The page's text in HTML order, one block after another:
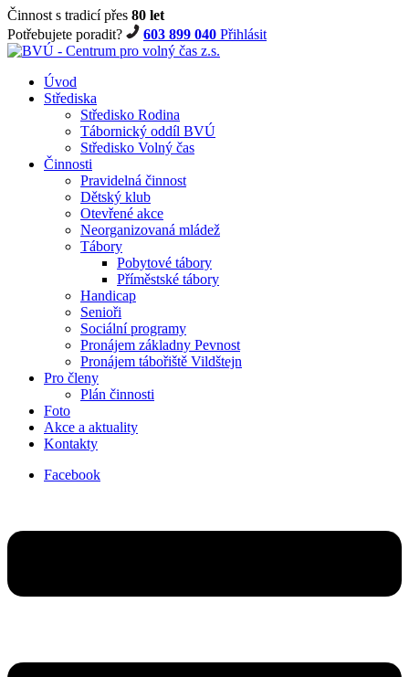
Činnost s tradicí přes 80 let
Potřebujete poradit?
603 899 040 Přihlásit
Úvod
Střediska
Středisko Rodina
Tábornický oddíl BVÚ
Středisko Volný čas
Činnosti
Pravidelná činnost
Dětský klub
Otevřené akce
Neorganizovaná mládež
Tábory
Pobytové tábory
Příměstské tábory
Handicap
Senioři
Sociální programy
Pronájem základny Pevnost
Pronájem tábořiště Vildštejn
Pro členy
Plán činnosti
Foto
Akce a aktuality
Kontakty
Facebook